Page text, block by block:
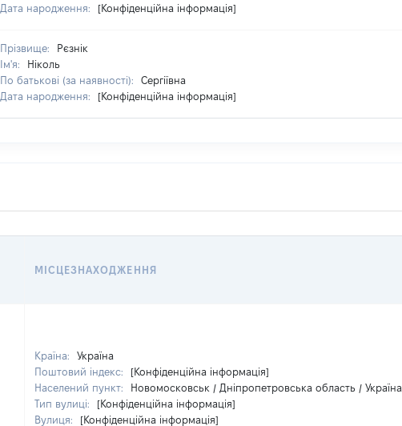
Дата народження:
[Конфіденційна інформація]
Прізвище:
Рєзнік
Ім'я:
Ніколь
По батькові (за наявності):
Сергіївна
Дата народження:
[Конфіденційна інформація]
МІСЦЕЗНАХОДЖЕННЯ
Країна:
Україна
Поштовий індекс:
[Конфіденційна інформація]
Населений пункт:
Новомосковськ / Дніпропетровська область / Україна
Тип вулиці:
[Конфіденційна інформація]
Вулиця:
[Конфіденційна інформація]